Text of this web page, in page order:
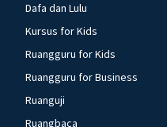
Dafa dan Lulu
Kursus for Kids
Ruangguru for Kids
Ruangguru for Business
Ruanguji
Ruangbaca